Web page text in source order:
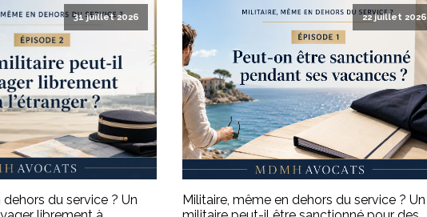
31 juillet 2026
du service ? Un
22 juillet 2026
Militaire, même en dehors du service ? Un